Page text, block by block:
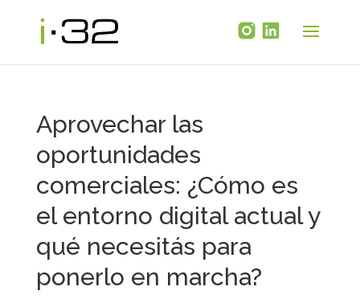
Aprovechar las
oportunidades
comerciales: ¿Cómo es
el entorno digital actual y
qué necesitás para
ponerlo en marcha?